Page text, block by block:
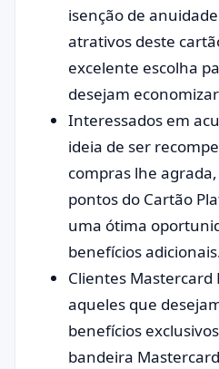
isenção de
atrativos deste
excelente escolha
desejam
Interessados em
ideia de ser
compras lhe
pontos do Cartão
uma ótima
benefícios
Clientes Mastercard
aqueles que
benefícios
bandeira